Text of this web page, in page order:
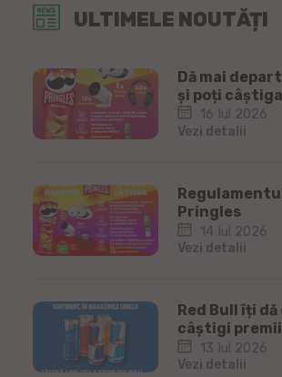
ULTIMELE NOUTĂȚI
Dă mai
și poți câștiga
16 Iul 2026
Vezi detalii
Pringles
14 Iul 2026
Vezi detalii
Red Bull îți
câștigi premii
13 Iul 2026
Vezi detalii